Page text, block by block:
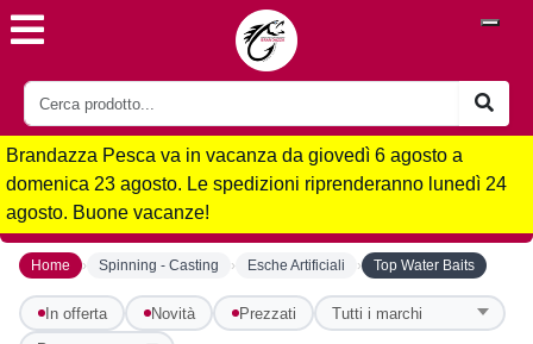
Brandazza Pesca va in vacanza da giovedì 6 agosto a
domenica 23 agosto. Le spedizioni riprenderanno lunedì 24
agosto. Buone vacanze!
Home › Spinning - Casting › Esche Artificiali › Top Water Baits
In offerta Novità Prezzati